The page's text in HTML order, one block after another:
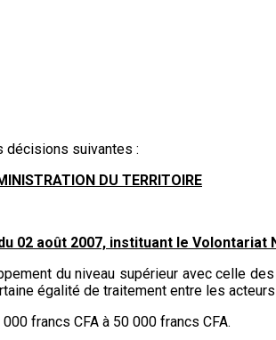
décisions suivantes :
DU TERRITOIRE
02 août 2007, instituant le Volontariat
du niveau supérieur avec celle
égalité de traitement entre les
francs CFA à 50 000 francs CFA.